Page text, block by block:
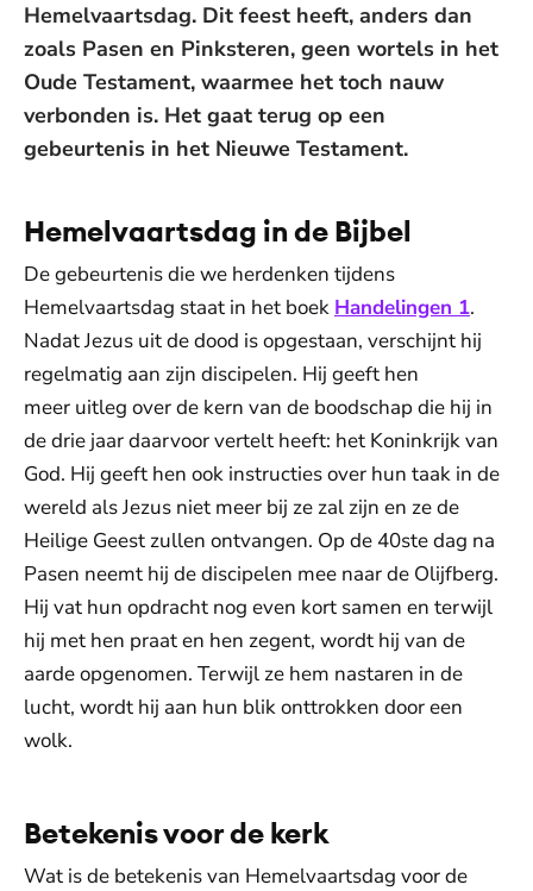
Hemelvaartsdag. Dit feest heeft, anders dan
zoals Pasen en Pinksteren, geen wortels in het
Oude Testament, waarmee het toch nauw
verbonden is. Het gaat terug op een
gebeurtenis in het Nieuwe Testament.
Hemelvaartsdag in de Bijbel
De gebeurtenis die we herdenken tijdens
Hemelvaartsdag staat in het boek Handelingen 1.
Nadat Jezus uit de dood is opgestaan, verschijnt hij
regelmatig aan zijn discipelen. Hij geeft hen
meer uitleg over de kern van de boodschap die hij in
de drie jaar daarvoor vertelt heeft: het Koninkrijk van
God. Hij geeft hen ook instructies over hun taak in de
wereld als Jezus niet meer bij ze zal zijn en ze de
Heilige Geest zullen ontvangen. Op de 40ste dag na
Pasen neemt hij de discipelen mee naar de Olijfberg.
Hij vat hun opdracht nog even kort samen en terwijl
hij met hen praat en hen zegent, wordt hij van de
aarde opgenomen. Terwijl ze hem nastaren in de
lucht, wordt hij aan hun blik onttrokken door een
wolk.
Betekenis voor de kerk
Wat is de betekenis van Hemelvaartsdag voor de